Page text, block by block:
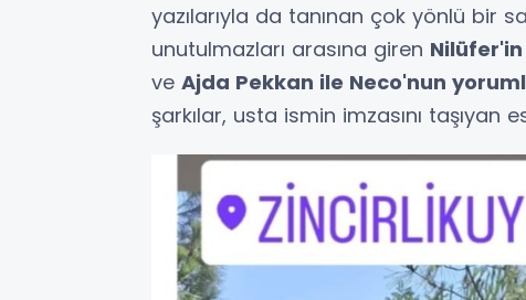
yazılarıyla da tanınan çok yönlü bir
unutulmazları arasına giren
ve Ajda Pekkan ile Neco'nun
şarkılar, usta ismin imzasını taşıyan